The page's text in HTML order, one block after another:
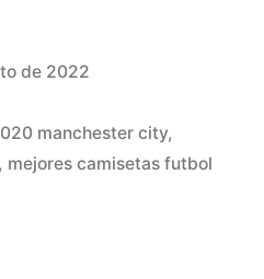
de 2022
manchester city,
, mejores camisetas futbol